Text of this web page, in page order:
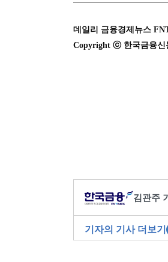
데일리 금융경제뉴스
Copyright ⓒ 한국금융신
김관주
기자의 기사 더보기